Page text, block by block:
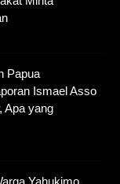
Papua
Ismael Asso
Apa yang
Yahukimo